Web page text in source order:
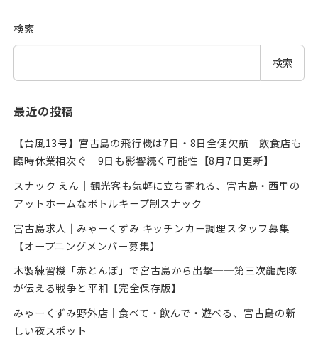
検索
検索
最近の投稿
【台風13号】宮古島の飛行機は7日・8日全便欠航 飲食店も
臨時休業相次ぐ 9日も影響続く可能性【8月7日更新】
スナック えん｜観光客も気軽に立ち寄れる、宮古島・西里の
アットホームなボトルキープ制スナック
宮古島求人｜みゃーくずみ キッチンカー調理スタッフ募集
【オープニングメンバー募集】
木製練習機「赤とんぼ」で宮古島から出撃──第三次龍虎隊
が伝える戦争と平和【完全保存版】
みゃーくずみ野外店｜食べて・飲んで・遊べる、宮古島の新
しい夜スポット